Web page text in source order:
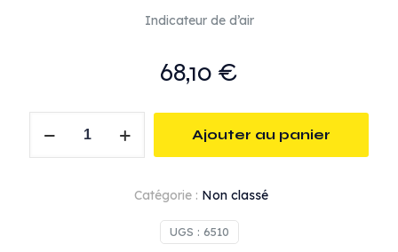
Indicateur de d’air
68,10€
Ajouter au panier
UGS : 6510
Catégorie : Non classé